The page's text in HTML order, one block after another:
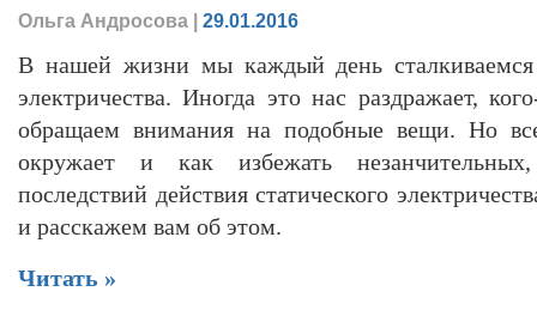
Ольга Андросова 29.01.2016
В нашей жизни мы каждый день сталкиваемся
электричества. Иногда это нас раздражает,
обращаем внимания на подобные вещи. Но
окружает и как избежать
последствий действия статического
и расскажем вам об этом.
Читать »